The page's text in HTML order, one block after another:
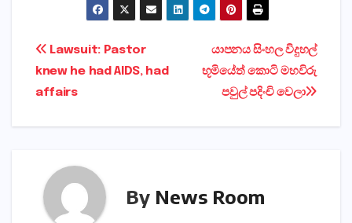
Post
navigation
යාපනය සිංහල විදුහල්
භූමියේත් කොටි මහවිරු
පවුල් පදිංචි වෙලා
Lawsuit: Pastor
knew he had AIDS, had
affairs
By News Room